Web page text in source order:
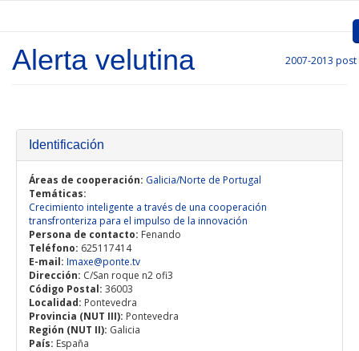
Call for entries
Approved Projects
Communication
Documents
Project Management
Links
2007-2013 post
Alerta velutina
Identificación
Áreas de cooperación: Galicia/Norte de Portugal
Temáticas:
Crecimiento inteligente a través de una cooperación
transfronteriza para el impulso de la innovación
Persona de contacto: Fenando
Teléfono: 625117414
E-mail: Imaxe@ponte.tv
Dirección: C/San roque n2 ofi3
Código Postal: 36003
Localidad: Pontevedra
Provincia (NUT III): Pontevedra
Región (NUT II): Galicia
País: España